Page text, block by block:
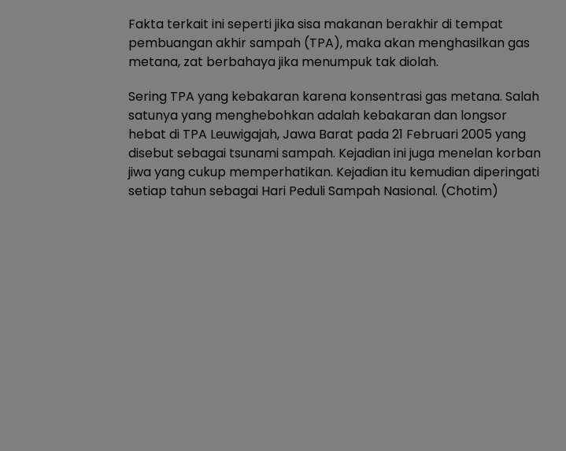
Fakta terkait ini seperti jika sisa makanan berakhir di tempat
pembuangan akhir sampah (TPA), maka akan menghasilkan gas
metana, zat berbahaya jika menumpuk tak diolah.
Sering TPA yang kebakaran karena konsentrasi gas metana. Salah
satunya yang menghebohkan adalah kebakaran dan longsor
hebat di TPA Leuwigajah, Jawa Barat pada 21 Februari 2005 yang
disebut sebagai tsunami sampah. Kejadian ini juga menelan korban
jiwa yang cukup memperhatikan. Kejadian itu kemudian diperingati
setiap tahun sebagai Hari Peduli Sampah Nasional. (Chotim)